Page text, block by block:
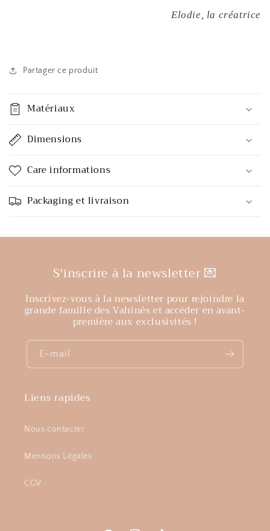
Elodie, la créatrice
Partager ce produit
Matériaux
Dimensions
Care informations
Packaging et livraison
S'inscrire à la newsletter 💌
Inscrivez-vous à la newsletter pour rejoindre la
grande famille des Vahinés et accéder en avant-
première aux exclusivités !
E-mail
Liens rapides
Nous contacter
Mentions Légales
CGV